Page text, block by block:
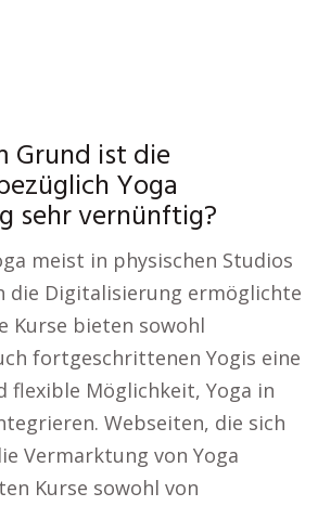
Grund ist die
Yoga
sehr vernünftig?
meist in physischen Studios
die Digitalisierung ermöglichte
Kurse bieten sowohl
fortgeschrittenen Yogis eine
flexible Möglichkeit, Yoga in
Webseiten, die sich
Vermarktung von Yoga
Kurse sowohl von